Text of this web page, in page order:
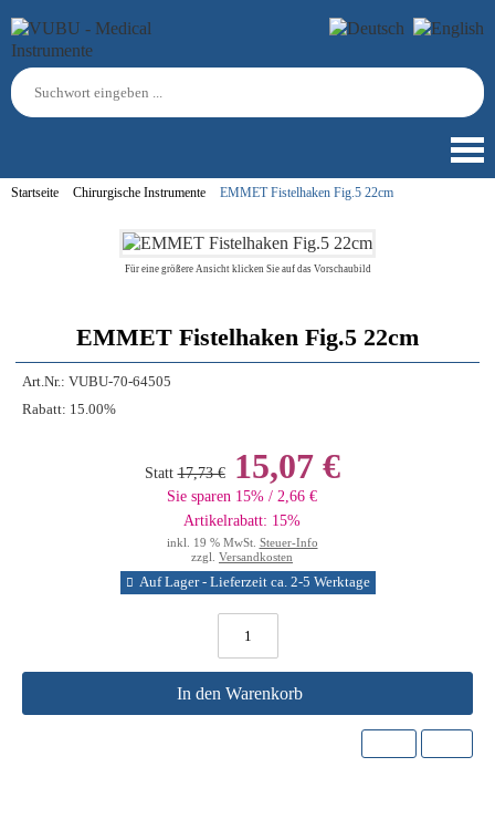
Startseite Chirurgische Instrumente EMMET Fistelhaken Fig.5 22cm
Für eine größere Ansicht klicken Sie auf das Vorschaubild
EMMET Fistelhaken Fig.5 22cm
Art.Nr.: VUBU-70-64505
Rabatt: 15.00%
Statt 17,73 €15,07 €
Sie sparen 15% / 2,66 €
Artikelrabatt: 15%
inkl. 19 % MwSt. Steuer-Info
zzgl. Versandkosten
Auf Lager - Lieferzeit ca. 2-5 Werktage
In den Warenkorb